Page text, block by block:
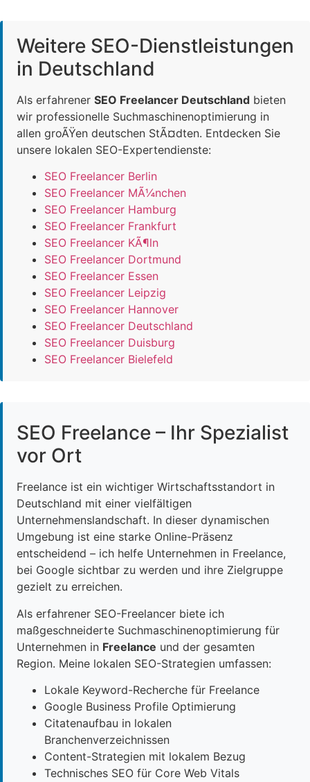
Weitere SEO-Dienstleistungen
in Deutschland
Als erfahrener SEO Freelancer Deutschland bieten
wir professionelle Suchmaschinenoptimierung in
allen groÃŸen deutschen StÃ¤dten. Entdecken Sie
unsere lokalen SEO-Expertendienste:
SEO Freelancer Berlin
SEO Freelancer MÃ¼nchen
SEO Freelancer Hamburg
SEO Freelancer Frankfurt
SEO Freelancer KÃ¶ln
SEO Freelancer Dortmund
SEO Freelancer Essen
SEO Freelancer Leipzig
SEO Freelancer Hannover
SEO Freelancer Deutschland
SEO Freelancer Duisburg
SEO Freelancer Bielefeld
SEO Freelance – Ihr Spezialist
vor Ort
Freelance ist ein wichtiger Wirtschaftsstandort in
Deutschland mit einer vielfältigen
Unternehmenslandschaft. In dieser dynamischen
Umgebung ist eine starke Online-Präsenz
entscheidend – ich helfe Unternehmen in Freelance,
bei Google sichtbar zu werden und ihre Zielgruppe
gezielt zu erreichen.
Als erfahrener SEO-Freelancer biete ich
maßgeschneiderte Suchmaschinenoptimierung für
Unternehmen in Freelance und der gesamten
Region. Meine lokalen SEO-Strategien umfassen:
Lokale Keyword-Recherche für Freelance
Google Business Profile Optimierung
Citatenaufbau in lokalen
Branchenverzeichnissen
Content-Strategien mit lokalem Bezug
Technisches SEO für Core Web Vitals